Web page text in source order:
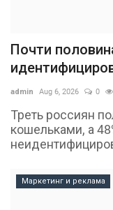
Почти
admin Aug 6, 2026 0
Треть россиян
кошельками, а
Маркетинг и реклама